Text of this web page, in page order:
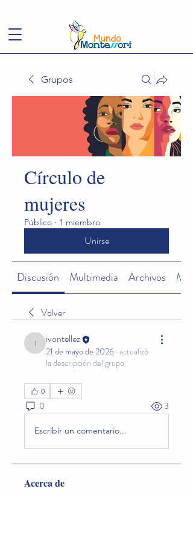
Grupos
Círculo de
mujeres
Público · 1 miembro
Unirse
Discusión Multimedia Archivos
Volver
ivontellez
ivontellez
21 de mayo de 2026 · actualizó
la descripción del grupo.
0
0 3
Escribir un comentario...
Acerca de